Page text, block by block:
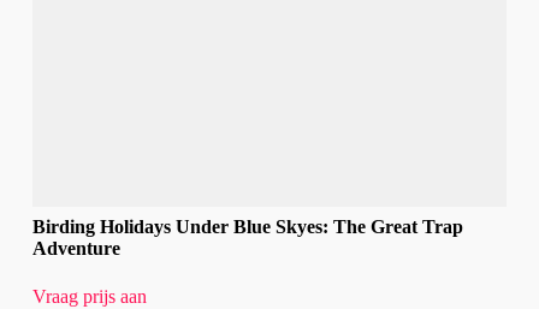
Birding Holidays Under Blue Skyes: The Great Trap
Adventure
Vraag prijs aan